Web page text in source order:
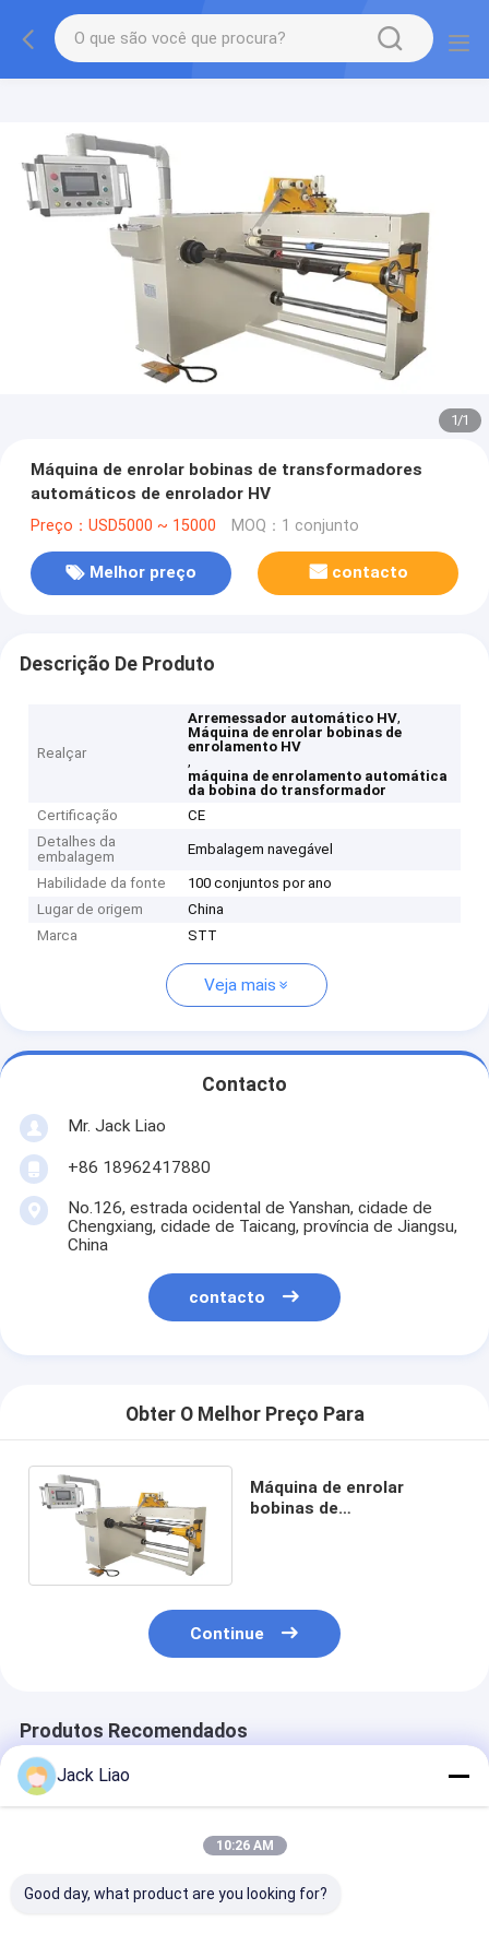
1/1
Máquina de enrolar bobinas de transformadores
automáticos de enrolador HV
Preço：USD5000 ~ 15000 MOQ：1 conjunto
Melhor preço contacto
Descrição De Produto
Realçar
Arremessador automático HV,
Máquina de enrolar bobinas de
enrolamento HV
,
máquina de enrolamento automática
da bobina do transformador
Certificação
CE
Detalhes da
embalagem
Embalagem navegável
Habilidade da fonte
100 conjuntos por ano
Lugar de origem
China
Marca
STT
Veja mais
Contacto
Mr. Jack Liao
+86 18962417880
No.126, estrada ocidental de Yanshan, cidade de
Chengxiang, cidade de Taicang, província de Jiangsu,
China
contacto
Obter O Melhor Preço Para
Máquina de enrolar
bobinas de
Continue
Produtos Recomendados
Jack Liao
10:26 AM
Good day, what product are you looking for?